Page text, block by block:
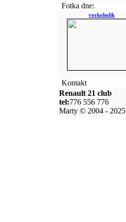
Fotka dne:
vorkoholik
Kontakt
Renault 21 club
tel:776 556 776
Marty © 2004 - 2025